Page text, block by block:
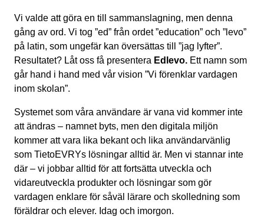
Vi valde att göra en till sammanslagning, men denna
gång av ord. Vi tog ”ed” från ordet ”education” och ”levo”
på latin, som ungefär kan översättas till ”jag lyfter”.
Resultatet? Låt oss få presentera Edlevo. Ett namn som
går hand i hand med vår vision ”Vi förenklar vardagen
inom skolan”.
Systemet som våra användare är vana vid kommer inte
att ändras – namnet byts, men den digitala miljön
kommer att vara lika bekant och lika användarvänlig
som TietoEVRYs lösningar alltid är. Men vi stannar inte
där – vi jobbar alltid för att fortsätta utveckla och
vidareutveckla produkter och lösningar som gör
vardagen enklare för såväl lärare och skolledning som
föräldrar och elever. Idag och imorgon.